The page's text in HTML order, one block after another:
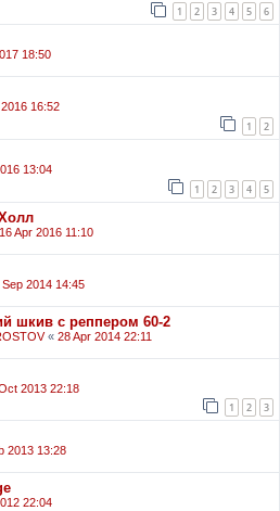
1 2 3 4 5 6
18:50
16:52
1 2
13:04
1 2 3 4 5
16 Apr 2016 11:10
Sep 2014 14:45
шкив с реппером 60-2
« 28 Apr 2014 22:11
2013 22:18
1 2 3
2013 13:28
22:04